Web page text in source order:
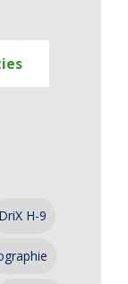
DriX H-9